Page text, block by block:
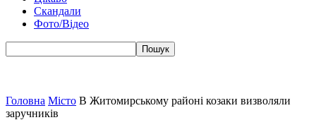
Скандали
Фото/Відео
Головна Місто В Житомирському районі козаки визволяли
заручників